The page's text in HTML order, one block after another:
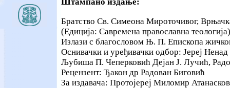
Братство Св. Симеона Мироточивог,
(Едиција: Савремена православна теологија)
Излази с благословом Њ. П. Епископа
Оснивачки и уређивачки одбор: Јереј
Љубиша П. Чеперковић Дејан Ј. Лучић,
Рецензент: Ђакон др Радован Биговић
За издавача: Протојереј Миломир